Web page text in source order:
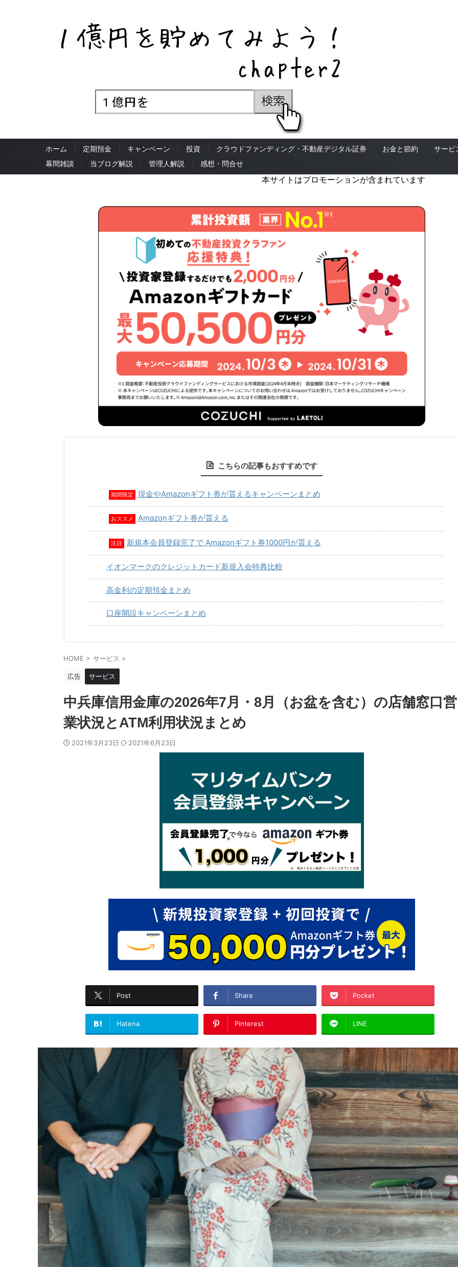
ホーム 定期預金 キャンペーン 投資 クラウドファンディング・不動産デジタル証券 お金と節約
サービ
幕間雑談
当ブログ解説 管理人解説 感想・問合せ
本サイトはプロモーションが含まれています
こちらの記事もおすすめです
期間限定 現金やAmazonギフト券が貰えるキャンペーンまとめ
おススメ Amazonギフト券が貰える
注目 新規本会員登録完了で Amazonギフト券1000円が貰える
イオンマークのクレジットカード新規入会特典比較
高金利の定期預金まとめ
口座開設キャンペーンまとめ
HOME > サービス >
広告 サービス
中兵庫信用金庫の2026年7月・8月（お盆を含む）の店舗窓口営
業状況とATM利用状況まとめ
2021年3月23日 2021年6月23日
Post Share Pocket
Hatena Pinterest LINE